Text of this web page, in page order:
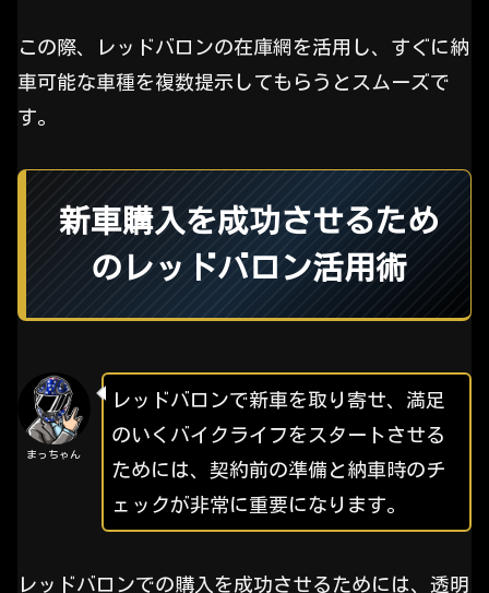
この際、レッドバロンの在庫網を活用し、すぐに納
車可能な車種を複数提示してもらうとスムーズで
す。
新車購入を成功させるため
のレッドバロン活用術
まっちゃん
レッドバロンで新車を取り寄せ、満足
のいくバイクライフをスタートさせる
ためには、契約前の準備と納車時のチ
ェックが非常に重要になります。
レッドバロンでの購入を成功させるためには、透明